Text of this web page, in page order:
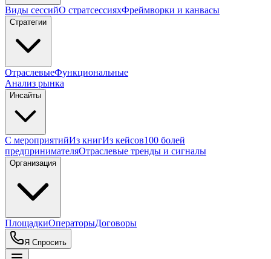
Виды сессийО стратсессияхФреймворки и канвасы
Стратегии
ОтраслевыеФункциональные
Анализ рынка
Инсайты
С мероприятийИз книгИз кейсов100 болей
предпринимателяОтраслевые тренды и сигналы
Организация
ПлощадкиОператорыДоговоры
Я Спросить